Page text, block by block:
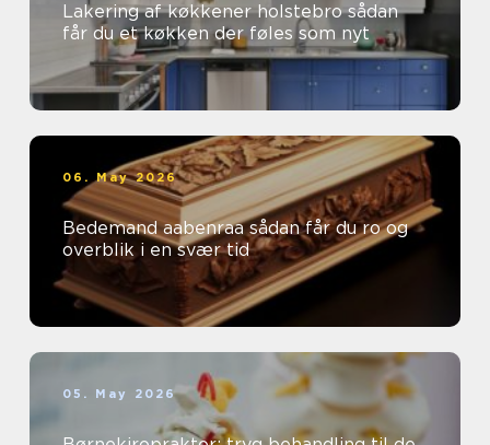
Lakering af køkkener holstebro sådan
får du et køkken der føles som nyt
06. May 2026
Bedemand aabenraa sådan får du ro og
overblik i en svær tid
05. May 2026